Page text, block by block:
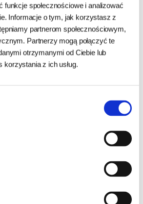
funkcje społecznościowe i analizować
Informacje o tym, jak korzystasz z
partnerom społecznościowym,
Partnerzy mogą połączyć te
otrzymanymi od Ciebie lub
z ich usług.
:
kupujący ten
zakupili również